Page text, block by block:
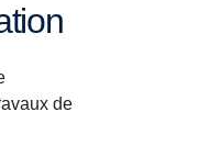
de